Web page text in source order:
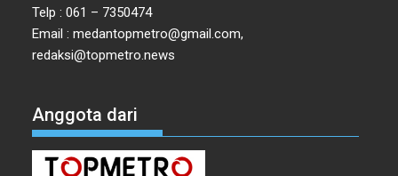
Telp : 061 – 7350474
Email : medantopmetro@gmail.com,
redaksi@topmetro.news
Anggota dari